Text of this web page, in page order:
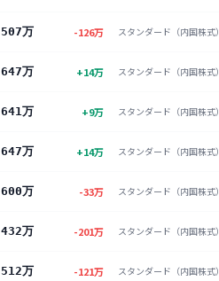
507万 -126万 スタンダード（内国株式）
647万 +14万 スタンダード（内国株式）
641万 +9万 スタンダード（内国株式）
647万 +14万 スタンダード（内国株式）
600万 -33万 スタンダード（内国株式）
432万 -201万 スタンダード（内国株式）
512万 -121万 スタンダード（内国株式）